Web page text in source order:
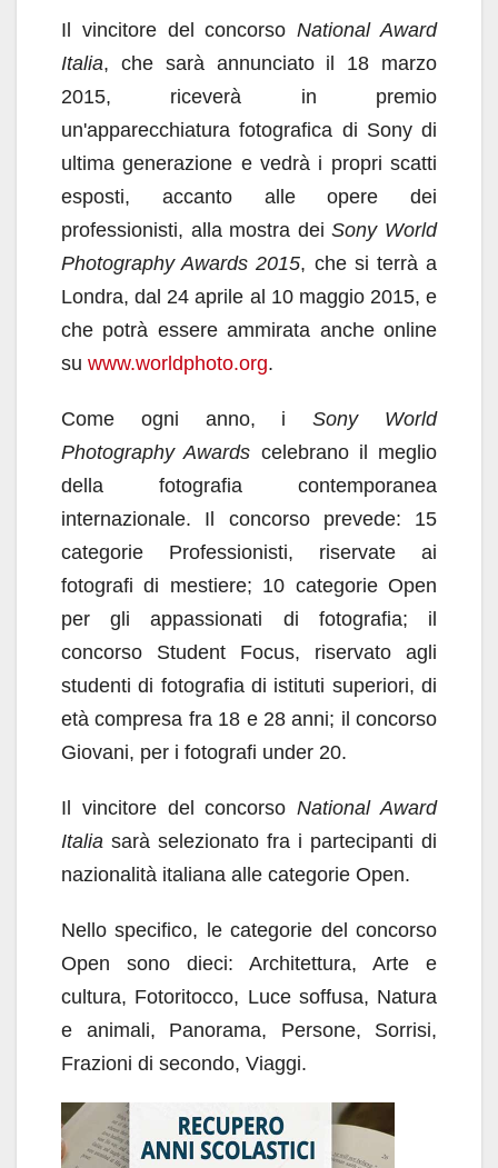
Il vincitore del concorsoNational Award
Italia, che sarà annunciato il 18 marzo
2015, riceverà in premio
un'apparecchiatura fotografica di Sony di
ultima generazione e vedrà i propri scatti
esposti, accanto alle opere dei
professionisti, alla mostra deiSony World
Photography Awards 2015, che si terrà a
Londra, dal 24 aprile al 10 maggio 2015, e
che potrà essere ammirata anche online
su www.worldphoto.org.
Come ogni anno, iSony World
Photography Awards celebrano il meglio
della fotografia contemporanea
internazionale. Il concorso prevede: 15
categorie Professionisti, riservate ai
fotografi di mestiere; 10 categorie Open
per gli appassionati di fotografia; il
concorso Student Focus, riservato agli
studenti di fotografia di istituti superiori, di
età compresa fra 18 e 28 anni; il concorso
Giovani, per i fotografi under 20.
Il vincitore del concorsoNational Award
Italia sarà selezionato fra i partecipanti di
nazionalità italiana alle categorie Open.
Nello specifico, le categorie del concorso
Open sono dieci: Architettura, Arte e
cultura, Fotoritocco, Luce soffusa, Natura
e animali, Panorama, Persone, Sorrisi,
Frazioni di secondo, Viaggi.